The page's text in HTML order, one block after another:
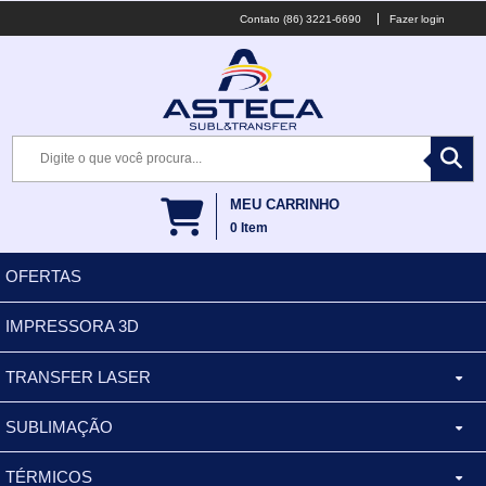
(86) 3221-6690 Fazer login
MEU CARRINHO
0 Item
OFERTAS
IMPRESSORA 3D
TRANSFER LASER
CANECA ALUMINIO
BALDES
SUBLIMAÇÃO
XÍCARA
TÉRMICOS